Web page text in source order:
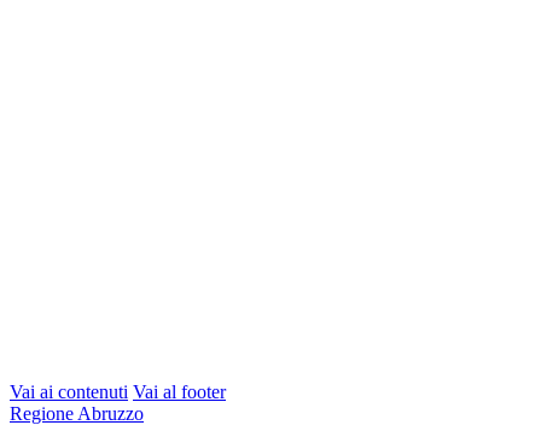
Vai ai contenuti Vai al footer
Regione Abruzzo